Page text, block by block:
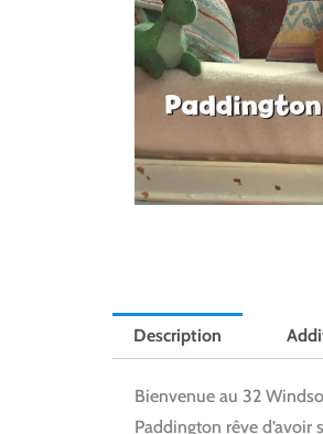
Description
Bienvenue au 32
Paddington rêve